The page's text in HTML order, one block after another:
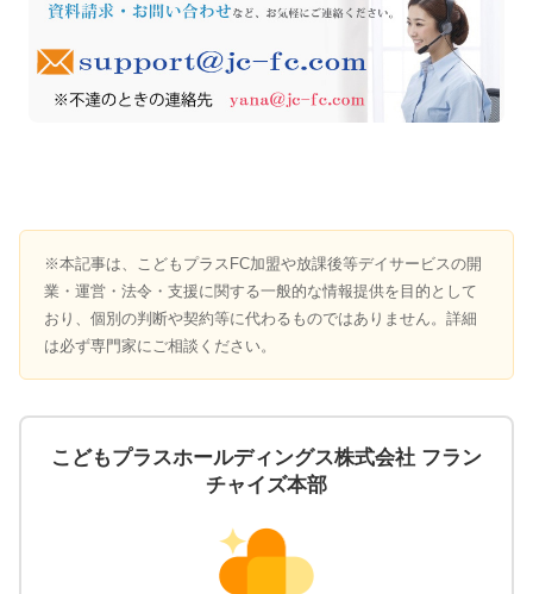
※本記事は、こどもプラスFC加盟や放課後等デイサービスの開
業・運営・法令・支援に関する一般的な情報提供を目的として
おり、個別の判断や契約等に代わるものではありません。詳細
は必ず専門家にご相談ください。
こどもプラスホールディングス株式会社 フラン
チャイズ本部